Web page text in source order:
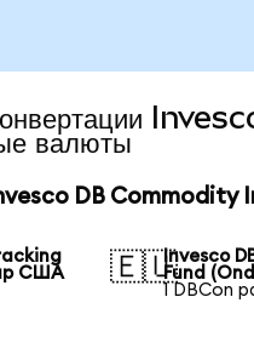
конвертации
валюты
DB Commodity
США
🇪🇺Invesco
Fund
1 DBCon